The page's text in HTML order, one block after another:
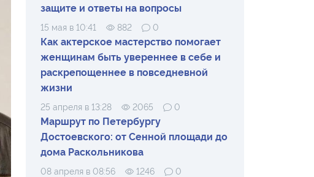
защите и ответы на вопросы
15 мая в 10:41 882 0
Как актерское мастерство помогает
женщинам быть увереннее в себе и
раскрепощеннее в повседневной
жизни
25 апреля в 13:28 2065 0
Маршрут по Петербургу
Достоевского: от Сенной площади до
дома Раскольникова
08 апреля в 08:56 1246 0